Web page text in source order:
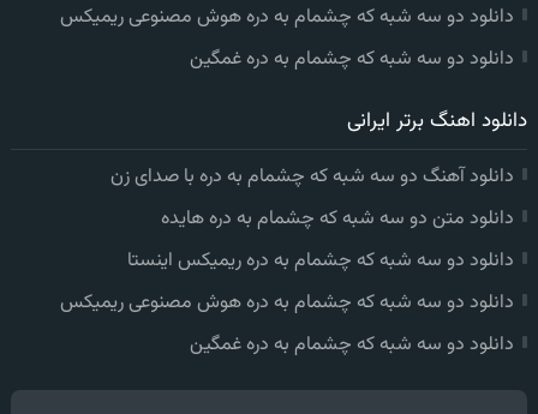
دانلود دو سه شبه که چشمام به دره هوش مصنوعی ریمیکس
دانلود دو سه شبه که چشمام به دره غمگین
دانلود اهنگ برتر ایرانی
دانلود آهنگ دو سه شبه که چشمام به دره با صدای زن
دانلود متن دو سه شبه که چشمام به دره هایده
دانلود دو سه شبه که چشمام به دره ریمیکس اینستا
دانلود دو سه شبه که چشمام به دره هوش مصنوعی ریمیکس
دانلود دو سه شبه که چشمام به دره غمگین